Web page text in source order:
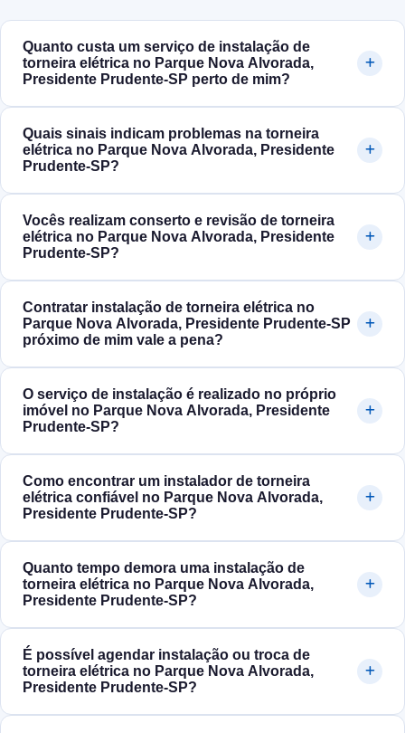
Quanto custa um serviço de instalação de
torneira elétrica no Parque Nova Alvorada,
Presidente Prudente‑SP perto de mim?
Quais sinais indicam problemas na torneira
elétrica no Parque Nova Alvorada, Presidente
Prudente‑SP?
Vocês realizam conserto e revisão de torneira
elétrica no Parque Nova Alvorada, Presidente
Prudente‑SP?
Contratar instalação de torneira elétrica no
Parque Nova Alvorada, Presidente Prudente‑SP
próximo de mim vale a pena?
O serviço de instalação é realizado no próprio
imóvel no Parque Nova Alvorada, Presidente
Prudente‑SP?
Como encontrar um instalador de torneira
elétrica confiável no Parque Nova Alvorada,
Presidente Prudente‑SP?
Quanto tempo demora uma instalação de
torneira elétrica no Parque Nova Alvorada,
Presidente Prudente‑SP?
É possível agendar instalação ou troca de
torneira elétrica no Parque Nova Alvorada,
Presidente Prudente‑SP?